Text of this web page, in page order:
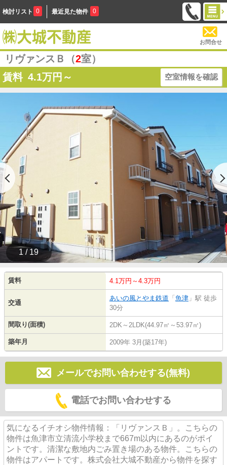
検討リスト 0 最近見た物件 0
お問合せ
リヴァンスＢ（2室）
賃料 4.1万円～ 空室情報を確認
1 / 19
賃料 4.1万円～4.3万円
交通
あいの風とやま鉄道 「 魚津 」駅 徒歩
30分
間取り(面積) 2DK～2LDK(44.97㎡～53.97㎡)
築年月 2009年 3月(築17年)
メールでお問い合わせする(無料)
電話でお問い合わせする
気になるイチオシ物件情報：「リヴァンスＢ」。こちらの
物件は魚津市立清流小学校まで667m以内にあるのがポイ
ントです。清潔な敷地内ごみ置き場のある物件。こちらの
物件はアパートです。株式会社大城不動産から物件を探す